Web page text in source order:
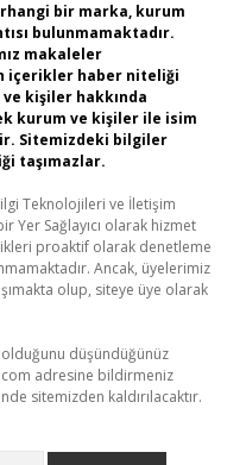
bir marka, kurum
bulunmamaktadır.
makaleler
içerikler haber niteliği
kişiler hakkında
kurum ve kişiler ile isim
Sitemizdeki bilgiler
taşımazlar.
Teknolojileri ve İletişim
Yer Sağlayıcı olarak hizmet
proaktif olarak denetleme
Ancak, üyelerimiz
olup, siteye üye olarak
olduğunu düşündüğünüz
adresine bildirmeniz
sitemizden kaldırılacaktır.